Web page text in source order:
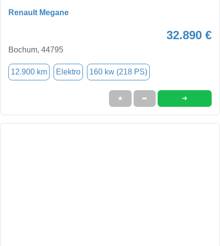
Renault Megane
32.890 €
Bochum, 44795
12.900 km Elektro 160 kw (218 PS)
★ ➦ ➜